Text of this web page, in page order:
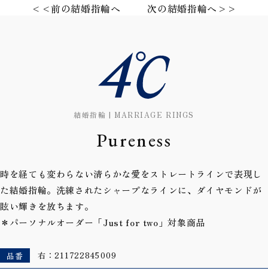
<<前の結婚指輪へ 次の結婚指輪へ>>
結婚指輪 | MARRIAGE RINGS
Pureness
時を経ても変わらない清らかな愛をストレートラインで表現し
た結婚指輪。洗練されたシャープなラインに、ダイヤモンドが
眩い輝きを放ちます。
＊パーソナルオーダー「Just for two」対象商品
品番 右：211722845009